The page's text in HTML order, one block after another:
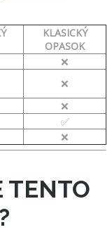
KLASICKÝ
OPASOK
❌
❌
❌
✅
❌
TENTO